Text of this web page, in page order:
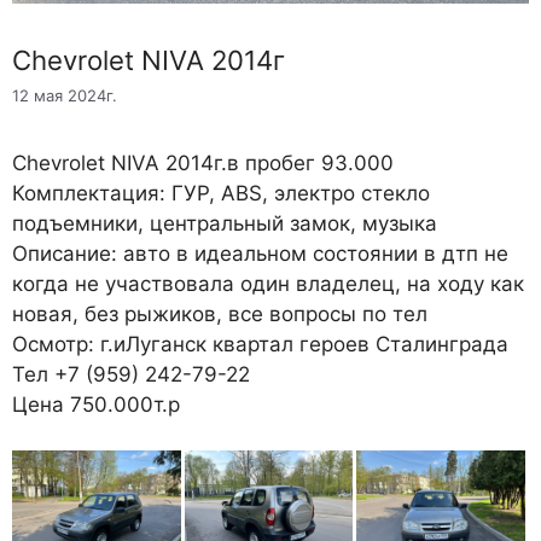
Chevrolet NIVA 2014г
12 мая 2024г.
Chevrolet NIVA 2014г.в пробег 93.000
Комплектация: ГУР, ABS, электро стекло
подъемники, центральный замок, музыка
Описание: авто в идеальном состоянии в дтп не
когда не участвовала один владелец, на ходу как
новая, без рыжиков, все вопросы по тел
Осмотр: г.иЛуганск квартал героев Сталинграда
Тел +7 (959) 242-79-22
Цена 750.000т.р